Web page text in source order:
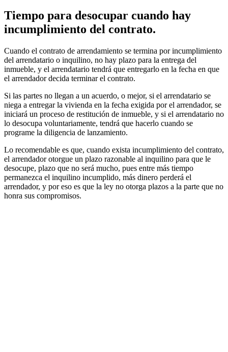
Tiempo para desocupar cuando hay
incumplimiento del contrato.
Cuando el contrato de arrendamiento se termina por incumplimiento
del arrendatario o inquilino, no hay plazo para la entrega del
inmueble, y el arrendatario tendrá que entregarlo en la fecha en que
el arrendador decida terminar el contrato.
Si las partes no llegan a un acuerdo, o mejor, si el arrendatario se
niega a entregar la vivienda en la fecha exigida por el arrendador, se
iniciará un proceso de restitución de inmueble, y si el arrendatario no
lo desocupa voluntariamente, tendrá que hacerlo cuando se
programe la diligencia de lanzamiento.
Lo recomendable es que, cuando exista incumplimiento del contrato,
el arrendador otorgue un plazo razonable al inquilino para que le
desocupe, plazo que no será mucho, pues entre más tiempo
permanezca el inquilino incumplido, más dinero perderá el
arrendador, y por eso es que la ley no otorga plazos a la parte que no
honra sus compromisos.